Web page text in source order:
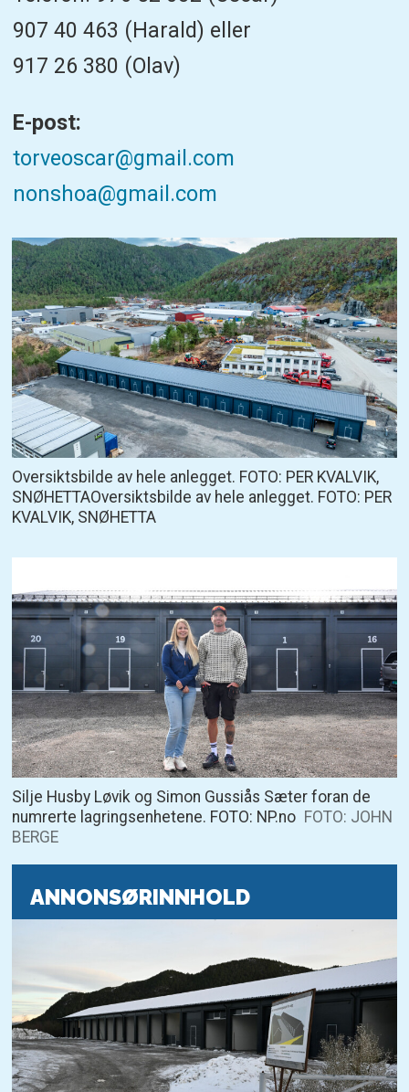
907 40 463 (Harald) eller
917 26 380 (Olav)
E-post:
torveoscar@gmail.com
nonshoa@gmail.com
Oversiktsbilde av hele anlegget. FOTO: PER KVALVIK,
SNØHETTAOversiktsbilde av hele anlegget. FOTO: PER
KVALVIK, SNØHETTA
Silje Husby Løvik og Simon Gussiås Sæter foran de
numrerte lagringsenhetene. FOTO: NP.no FOTO: JOHN
BERGE
ANNONSØRINNHOLD